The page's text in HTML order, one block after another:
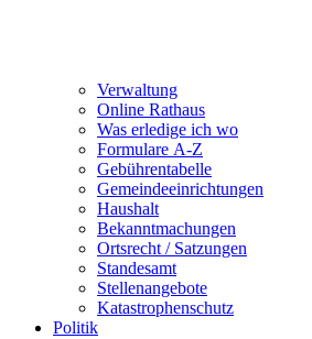
Verwaltung
Online Rathaus
Was erledige ich wo
Formulare A-Z
Gebührentabelle
Gemeindeeinrichtungen
Haushalt
Bekanntmachungen
Ortsrecht / Satzungen
Standesamt
Stellenangebote
Katastrophenschutz
Politik